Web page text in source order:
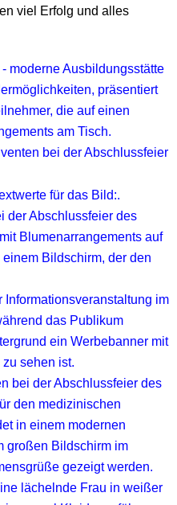
viel Erfolg und alles